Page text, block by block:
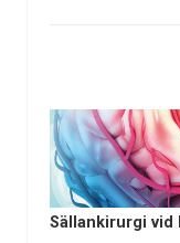
Sällankirurgi